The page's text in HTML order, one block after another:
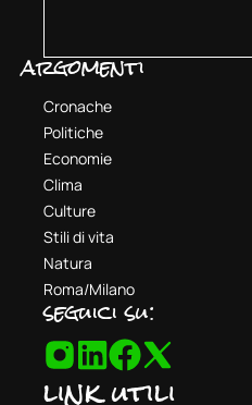
argomenti
Cronache
Politiche
Economie
Clima
Culture
Stili di vita
Natura
Roma/Milano
seguici su:
link utili